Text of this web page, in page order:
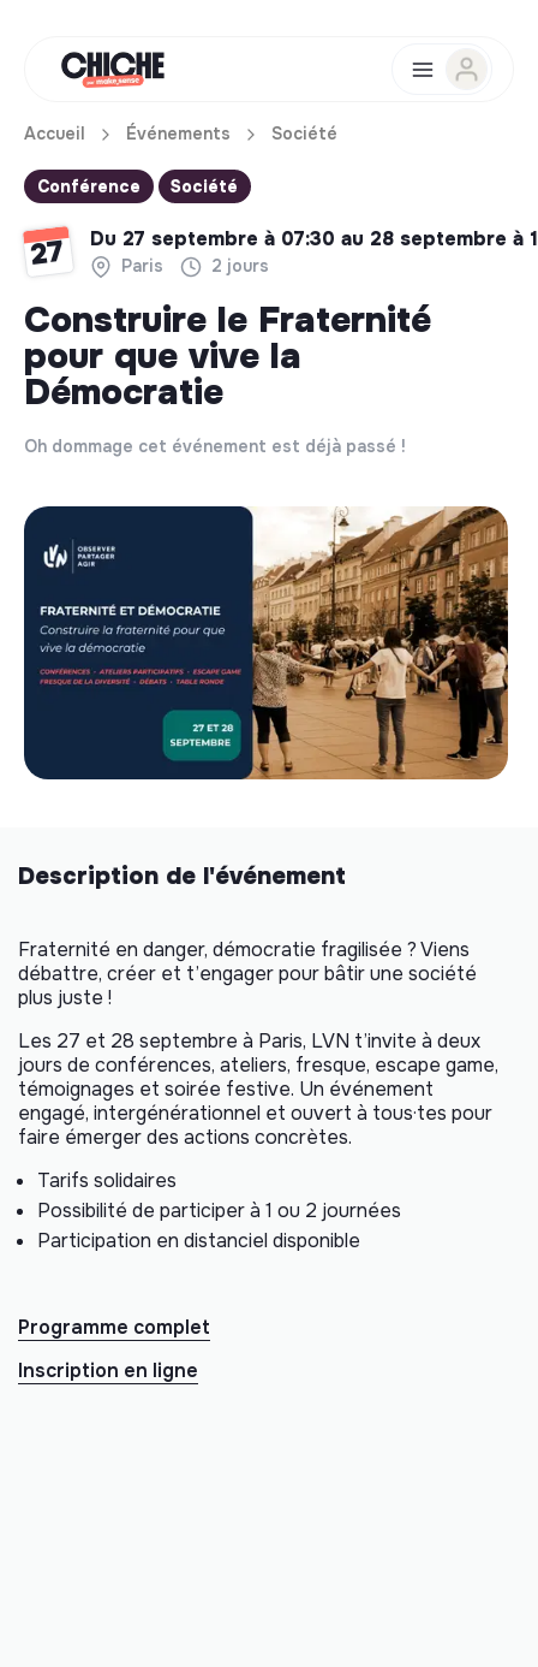
Accueil Événements Société
Conférence Société
27 Du 27 septembre à 07:30 au 28 septembre à
Paris 2 jours
Construire le Fraternité
pour que vive la
Démocratie
Oh dommage cet événement est déjà passé !
Description de l'événement
Fraternité en danger, démocratie fragilisée ? Viens
débattre, créer et t’engager pour bâtir une société
plus juste !
Les 27 et 28 septembre à Paris, LVN t’invite à deux
jours de conférences, ateliers, fresque, escape game,
témoignages et soirée festive. Un événement
engagé, intergénérationnel et ouvert à tous·tes pour
faire émerger des actions concrètes.
Tarifs solidaires
Possibilité de participer à 1 ou 2 journées
Participation en distanciel disponible
Programme complet
Inscription en ligne